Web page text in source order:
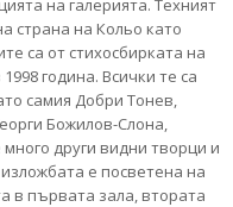
на галерията. Техният
страна на Кольо като
са от стихосбирката на
година. Всички те са
самия Добри Тонев,
Божилов-Слона,
други видни творци и
е посветена на
в първата зала, втората